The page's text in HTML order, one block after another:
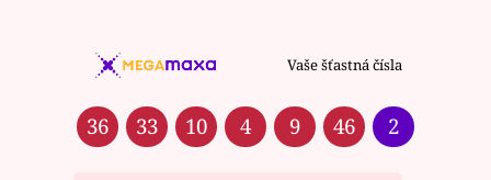
Vaše šťastná čísla
36 33 10 4 9 46 2